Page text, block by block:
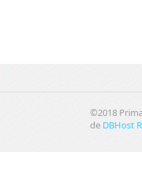
©2018
de DBHost